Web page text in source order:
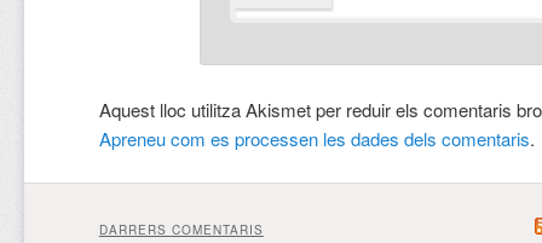
Aquest lloc utilitza Akismet per reduir els comentaris
Apreneu com es processen les dades dels comentaris.
DARRERS COMENTARIS